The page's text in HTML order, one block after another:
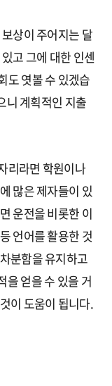
상이 주어지는 달
고 그에 대한 인센
도 엿볼 수 있겠습
니 계획적인 지출
리라면 학원이나
많은 제자들이 있
운전을 비롯한 이
언어를 활용한 것
분함을 유지하고
을 얻을 수 있을 거
이 도움이 됩니다.